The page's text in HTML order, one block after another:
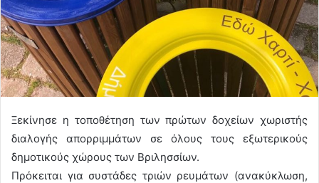
Ξεκίνησε η τοποθέτηση των πρώτων δοχείων χωριστής
διαλογής απορριμμάτων σε όλους τους εξωτερικούς
δημοτικούς χώρους των Βριλησσίων.
Πρόκειται για συστάδες τριών ρευμάτων (ανακύκλωση,